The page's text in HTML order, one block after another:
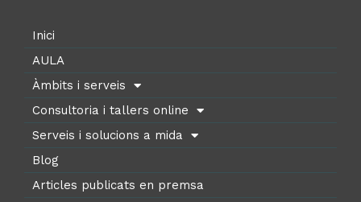
Inici
AULA
Àmbits i serveis
Consultoria i tallers online
Serveis i solucions a mida
Blog
Articles publicats en premsa